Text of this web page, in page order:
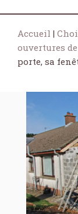
Accueil |
ouvertures
porte, sa